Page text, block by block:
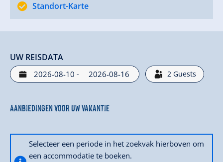
Standort-Karte
UW REISDATA
- 2 Guests
Aanbiedingen voor uw vakantie
Selecteer een periode in het zoekvak hierboven om
een accommodatie te boeken.